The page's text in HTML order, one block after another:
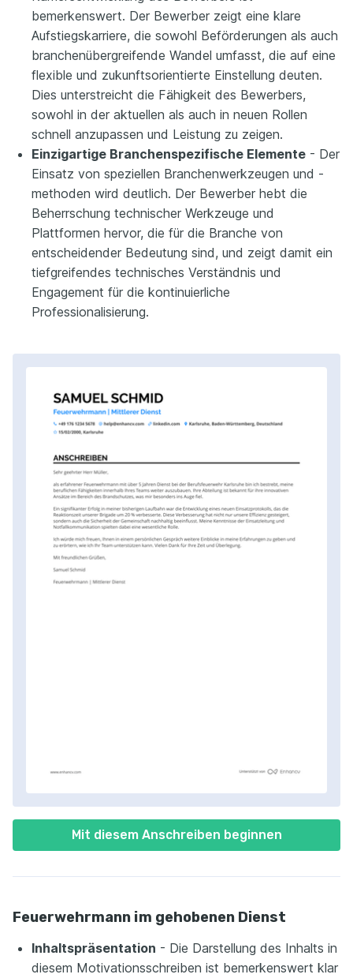
Mit diesem Anschreiben beginnen
bemerkenswert. Der Bewerber zeigt eine klare
Aufstiegskarriere, die sowohl Beförderungen als auch
branchenübergreifende Wandel umfasst, die auf eine
flexible und zukunftsorientierte Einstellung deuten.
Dies unterstreicht die Fähigkeit des Bewerbers,
sowohl in der aktuellen als auch in neuen Rollen
schnell anzupassen und Leistung zu zeigen.
Einzigartige Branchenspezifische Elemente - Der
Einsatz von speziellen Branchenwerkzeugen und -
methoden wird deutlich. Der Bewerber hebt die
Beherrschung technischer Werkzeuge und
Plattformen hervor, die für die Branche von
entscheidender Bedeutung sind, und zeigt damit ein
tiefgreifendes technisches Verständnis und
Engagement für die kontinuierliche
Professionalisierung.
Feuerwehrmann im gehobenen Dienst
Inhaltspräsentation - Die Darstellung des Inhalts in
diesem Motivationsschreiben ist bemerkenswert klar